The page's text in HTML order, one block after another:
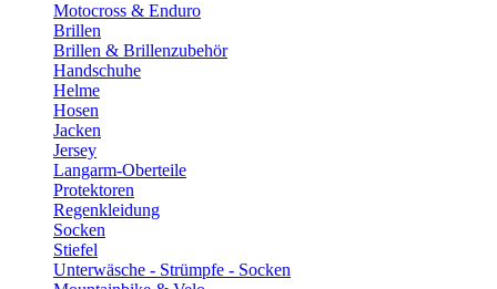
Motocross & Enduro
Brillen
Brillen & Brillenzubehör
Handschuhe
Helme
Hosen
Jacken
Jersey
Langarm-Oberteile
Protektoren
Regenkleidung
Socken
Stiefel
Unterwäsche - Strümpfe - Socken